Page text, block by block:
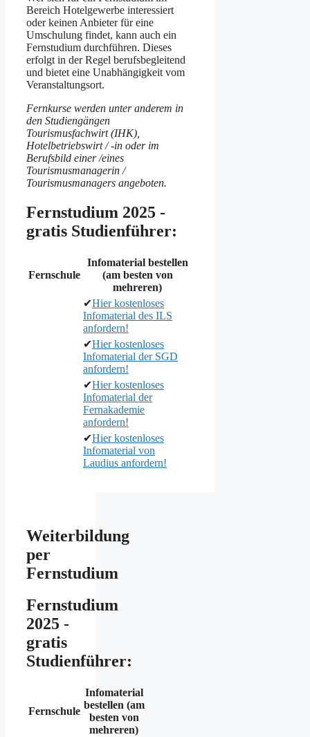
Bereich Hotelgewerbe interessiert
oder keinen Anbieter für eine
Umschulung findet, kann auch ein
Fernstudium durchführen. Dieses
erfolgt in der Regel berufsbegleitend
und bietet eine Unabhängigkeit vom
Veranstaltungsort.
Fernkurse werden unter anderem in
den Studiengängen
Tourismusfachwirt (IHK),
Hotelbetriebswirt / -in oder im
Berufsbild einer /eines
Tourismusmanagerin /
Tourismusmanagers angeboten.
Fernstudium 2025 -
gratis Studienführer:
Fernschule
Infomaterial bestellen
(am besten von
mehreren)
✔Hier kostenloses
Infomaterial des ILS
anfordern!
✔Hier kostenloses
Infomaterial der SGD
anfordern!
✔Hier kostenloses
Infomaterial der
Fernakademie
anfordern!
✔Hier kostenloses
Infomaterial von
Laudius anfordern!
Weiterbildung
per
Fernstudium
Fernstudium
2025 -
gratis
Studienführer:
Fernschule
Infomaterial
bestellen (am
besten von
mehreren)